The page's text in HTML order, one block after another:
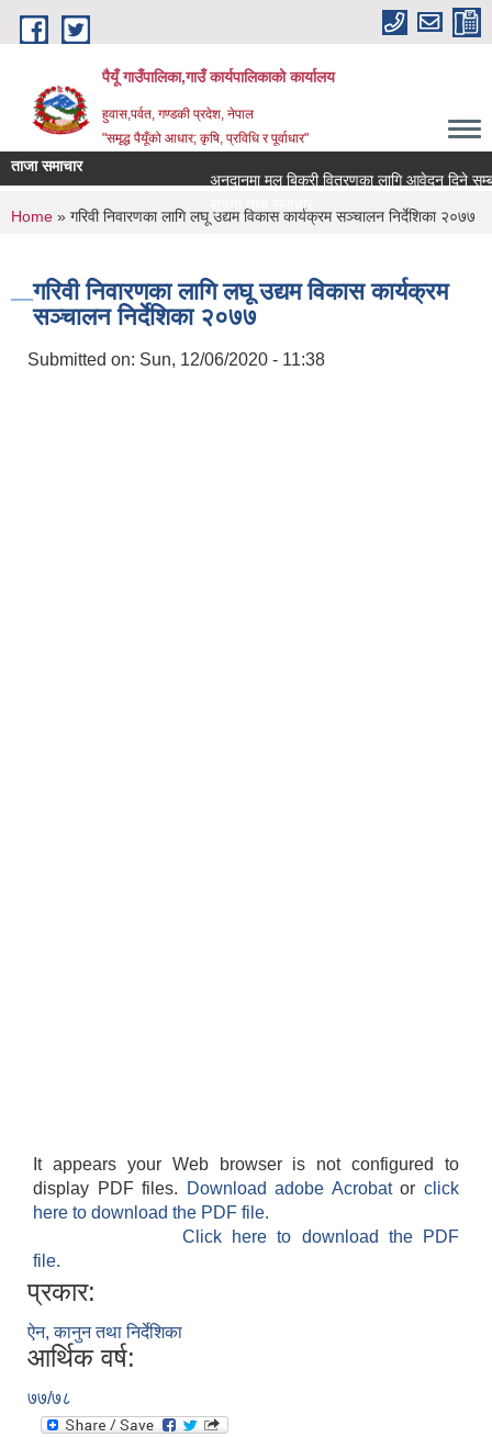
Skip to main content
पैयूँ गाउँपालिका,गाउँ कार्यपालिकाको कार्यालय
हुवास,पर्वत, गण्डकी प्रदेश, नेपाल
"समृद्ध पैयूँको आधार; कृषि, प्रविधि र पूर्वाधार"
ताजा समाचार
अनुदानमा मल बिक्री वितरणका लागि आवेदन दिने सम्बन्धी
सूचना तथा समाचार
You are here
Home » गरिवी निवारणका लागि लघू उद्यम विकास कार्यक्रम सञ्चालन निर्देशिका २०७७
गरिवी निवारणका लागि लघू उद्यम विकास कार्यक्रम
सञ्चालन निर्देशिका २०७७
Submitted on: Sun, 12/06/2020 - 11:38
It appears your Web browser is not configured to
display PDF files.
Download adobe Acrobatorclick
here to download the PDF file.
Click here to download the PDF
file.
प्रकार:
ऐन, कानुन तथा निर्देशिका
आर्थिक वर्ष:
७७/७८